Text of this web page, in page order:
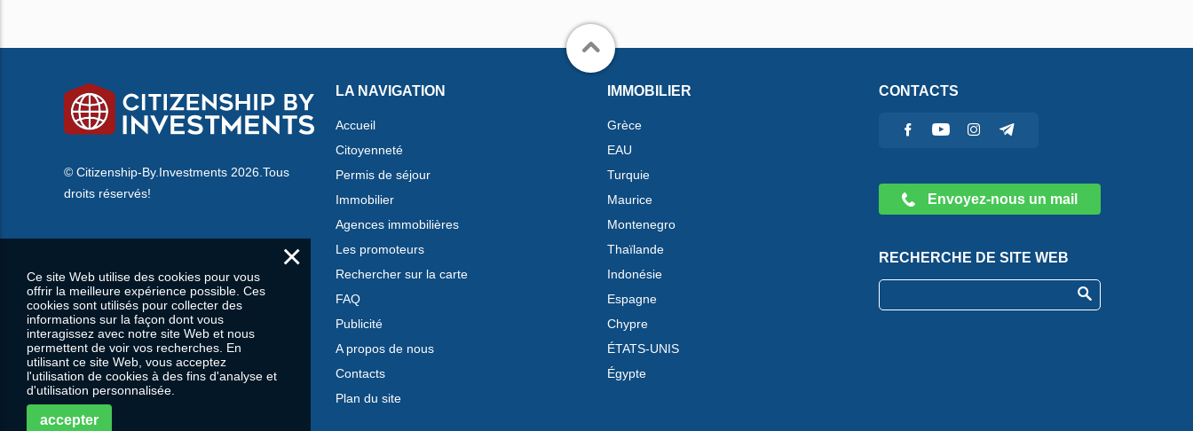
© Citizenship-By.Investments 2026.Tous
droits réservés!
LA NAVIGATION
Accueil
Citoyenneté
Permis de séjour
Immobilier
Agences immobilières
Les promoteurs
Rechercher sur la carte
FAQ
Publicité
A propos de nous
Contacts
Plan du site
IMMOBILIER
Grèce
EAU
Turquie
Maurice
Montenegro
Thaïlande
Indonésie
Espagne
Chypre
ÉTATS-UNIS
Égypte
CONTACTS
Envoyez-nous un mail
RECHERCHE DE SITE WEB
×
Ce site Web utilise des cookies pour vous
offrir la meilleure expérience possible. Ces
cookies sont utilisés pour collecter des
informations sur la façon dont vous
interagissez avec notre site Web et nous
permettent de voir vos recherches. En
utilisant ce site Web, vous acceptez
l'utilisation de cookies à des fins d'analyse et
d'utilisation personnalisée.
accepter